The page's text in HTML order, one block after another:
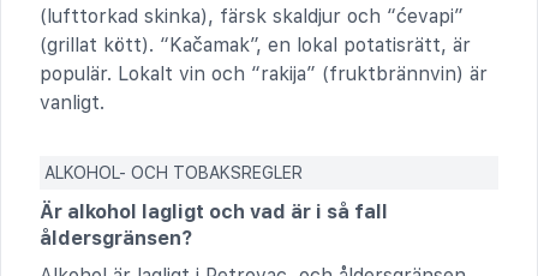
(lufttorkad skinka), färsk skaldjur och “ćevapi”
(grillat kött). “Kačamak”, en lokal potatisrätt, är
populär. Lokalt vin och “rakija” (fruktbrännvin) är
vanligt.
ALKOHOL- OCH TOBAKSREGLER
Är alkohol lagligt och vad är i så fall
åldersgränsen?